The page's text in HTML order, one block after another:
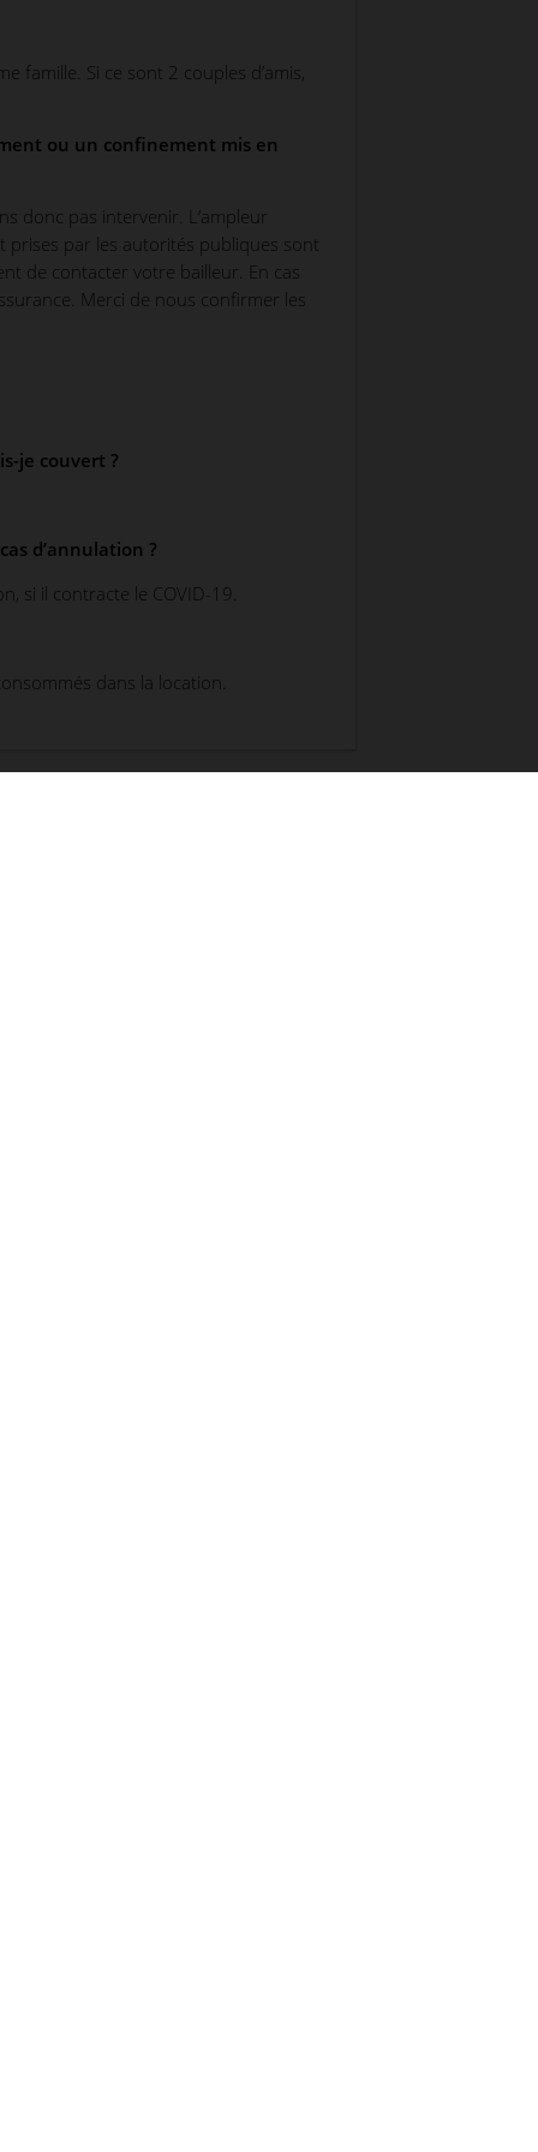
famille. Si ce sont 2 couples d’amis,
ou un confinement mis en
donc pas intervenir. L’ampleur
par les autorités publiques sont
de contacter votre bailleur. En cas
Merci de nous confirmer les
je couvert ?
d’annulation ?
si il contracte le COVID-19.
dans la location.